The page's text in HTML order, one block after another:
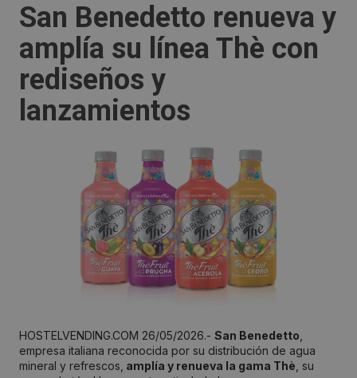
San Benedetto renueva y
amplía su línea Thè con
rediseños y
lanzamientos
HOSTELVENDING.COM 26/05/2026.- San Benedetto
empresa italiana reconocida por su distribución de agua
mineral y refrescos, amplía y renueva la gama Thè , su